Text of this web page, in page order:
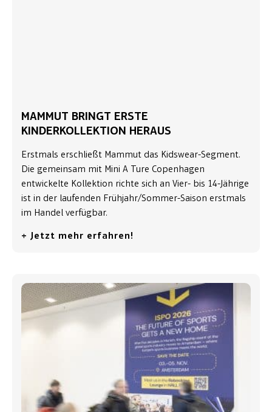
MAMMUT BRINGT ERSTE
KINDERKOLLEKTION HERAUS
Erstmals erschließt Mammut das Kidswear-Segment.
Die gemeinsam mit Mini A Ture Copenhagen
entwickelte Kollektion richte sich an Vier- bis 14-Jährige
ist in der laufenden Frühjahr/Sommer-Saison erstmals
im Handel verfügbar.
+ Jetzt mehr erfahren!